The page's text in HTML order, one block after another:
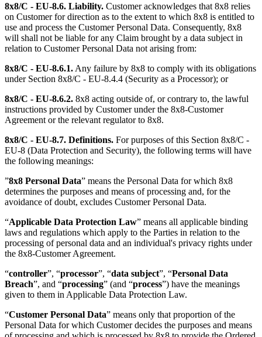
8x8/C - EU-8.6. Liability. Customer acknowledges that 8x8 relies
on Customer for direction as to the extent to which 8x8 is entitled to
use and process the Customer Personal Data. Consequently, 8x8
will shall not be liable for any Claim brought by a data subject in
relation to Customer Personal Data not arising from:
8x8/C - EU-8.6.1. Any failure by 8x8 to comply with its obligations
under Section 8x8/C - EU-8.4.4 (Security as a Processor); or
8x8/C - EU-8.6.2. 8x8 acting outside of, or contrary to, the lawful
instructions provided by Customer under the 8x8-Customer
Agreement or the relevant regulator to 8x8.
8x8/C - EU-8.7. Definitions. For purposes of this Section 8x8/C -
EU-8 (Data Protection and Security), the following terms will have
the following meanings:
”8x8 Personal Data” means the Personal Data for which 8x8
determines the purposes and means of processing and, for the
avoidance of doubt, excludes Customer Personal Data.
“Applicable Data Protection Law” means all applicable binding
laws and regulations which apply to the Parties in relation to the
processing of personal data and an individual's privacy rights under
the 8x8-Customer Agreement.
“controller”, “processor”, “data subject”, “Personal Data
Breach”, and “processing” (and “process”) have the meanings
given to them in Applicable Data Protection Law.
“Customer Personal Data” means only that proportion of the
Personal Data for which Customer decides the purposes and means